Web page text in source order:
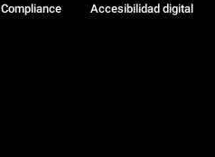
Compliance
Accesibilidad digital